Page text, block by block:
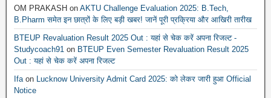
OM PRAKASH on AKTU Challenge Evaluation 2025: B.Tech,
B.Pharm समेत इन छात्रों के लिए बड़ी खबर! जानें पूरी प्रक्रिया और आखिरी तारीख
BTEUP Revaluation Result 2025 Out : यहां से चेक करें अपना रिजल्ट -
Studycoach91 on BTEUP Even Semester Revaluation Result 2025
Out : यहां से चेक करें अपना रिजल्ट
Ifa on Lucknow University Admit Card 2025: को लेकर जारी हुआ Official
Notice